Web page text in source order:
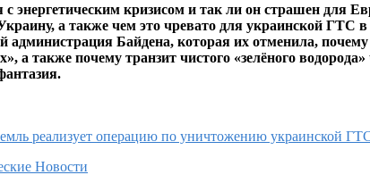
энергетическим кризисом и так ли он страшен для
Украину, а также чем это чревато для украинской
Байдена, которая их отменила,
а также почему транзит чистого «зелёного
Новости